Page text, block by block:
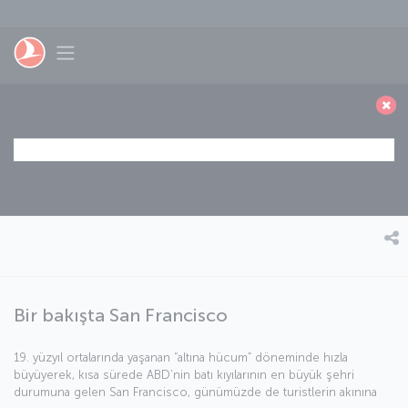
Toggle navigation
Bir bakışta San Francisco
19. yüzyıl ortalarında yaşanan “altına hücum” döneminde hızla
büyüyerek, kısa sürede ABD’nin batı kıyılarının en büyük şehri
durumuna gelen San Francisco, günümüzde de turistlerin akınına